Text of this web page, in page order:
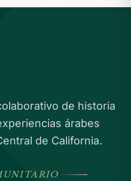
de historia
árabes
de California.